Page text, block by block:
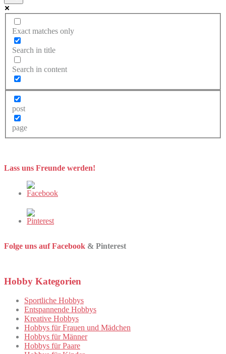
Exact matches only
Search in title
Search in content
post
page
Lass uns Freunde werden!
Folge uns auf Facebook & Pinterest
Hobby Kategorien
Sportliche Hobbys
Entspannende Hobbys
Kreative Hobbys
Hobbys für Frauen und Mädchen
Hobbys für Männer
Hobbys für Paare